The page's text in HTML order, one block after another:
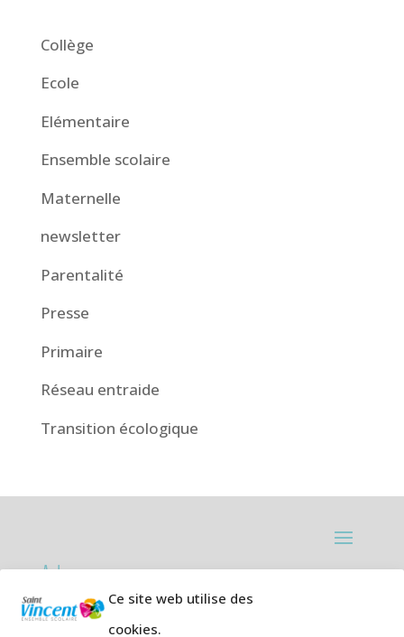
Ce site web utilise des
cookies.
Collège
Ecole
Elémentaire
Ensemble scolaire
Maternelle
newsletter
Parentalité
Presse
Primaire
Réseau entraide
Transition écologique
Adresses:
Ecole primaire de la Plage,